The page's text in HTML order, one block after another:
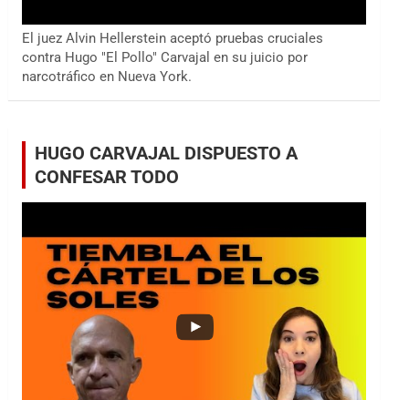
El juez Alvin Hellerstein aceptó pruebas cruciales
contra Hugo "El Pollo" Carvajal en su juicio por
narcotráfico en Nueva York.
HUGO CARVAJAL DISPUESTO A
CONFESAR TODO